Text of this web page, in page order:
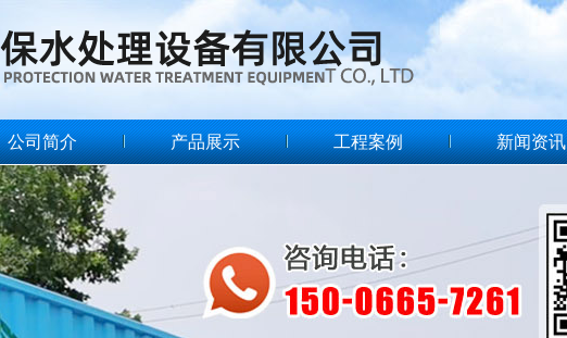
公司简介 产品展示 工程案例 新闻资讯